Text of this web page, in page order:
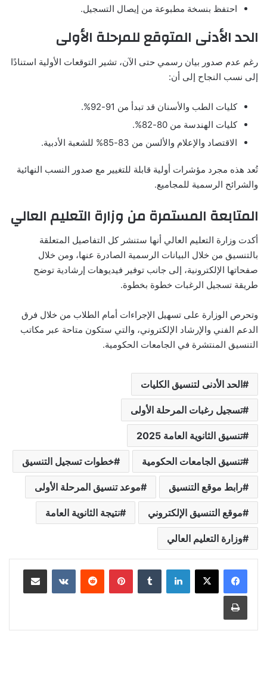
احتفظ بنسخة مطبوعة من إيصال التسجيل.
الحد الأدنى المتوقع للمرحلة الأولى
رغم عدم صدور بيان رسمي حتى الآن، تشير التوقعات الأولية استنادًا
إلى نسب النجاح إلى أن:
كليات الطب والأسنان قد تبدأ من 91-92%.
كليات الهندسة من 80-82%.
الاقتصاد والإعلام والألسن من 83-85% للشعبة الأدبية.
تُعد هذه مجرد مؤشرات أولية قابلة للتغيير مع صدور النسب النهائية
والشرائح الرسمية للمجاميع.
المتابعة المستمرة من وزارة التعليم العالي
أكدت وزارة التعليم العالي أنها ستنشر كل التفاصيل المتعلقة
بالتنسيق من خلال البيانات الرسمية الصادرة عنها، ومن خلال
صفحاتها الإلكترونية، إلى جانب توفير فيديوهات إرشادية توضح
طريقة تسجيل الرغبات خطوة بخطوة.
وتحرص الوزارة على تسهيل الإجراءات أمام الطلاب من خلال فرق
الدعم الفني والإرشاد الإلكتروني، والتي ستكون متاحة عبر مكاتب
التنسيق المنتشرة في الجامعات الحكومية.
الحد الأدنى لتنسيق الكليات
تسجيل رغبات المرحلة الأولى
تنسيق الثانوية العامة 2025
تنسيق الجامعات الحكومية خطوات تسجيل التنسيق
رابط موقع التنسيق موعد تنسيق المرحلة الأولى
موقع التنسيق الإلكتروني نتيجة الثانوية العامة
وزارة التعليم العالي
لينكدإن بينتيريست